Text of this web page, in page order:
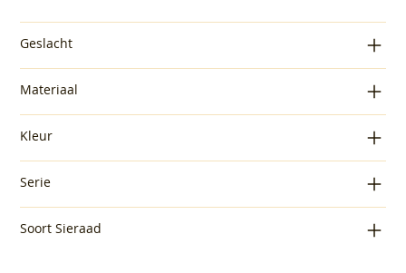
Geslacht
Materiaal
Kleur
Serie
Soort Sieraad